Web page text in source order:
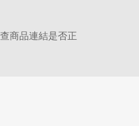
商品連結是否正